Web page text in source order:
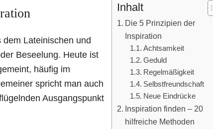
Inhalt
Die 5 Prinzipien der
Inspiration
Achtsamkeit
Geduld
Regelmäßigkeit
Selbstfreundschaft
Neue Eindrücke
Inspiration finden – 20
hilfreiche Methoden
Lateinischen und
Beseelung. Heute ist
häufig im
spricht man auch
Ausgangspunkt